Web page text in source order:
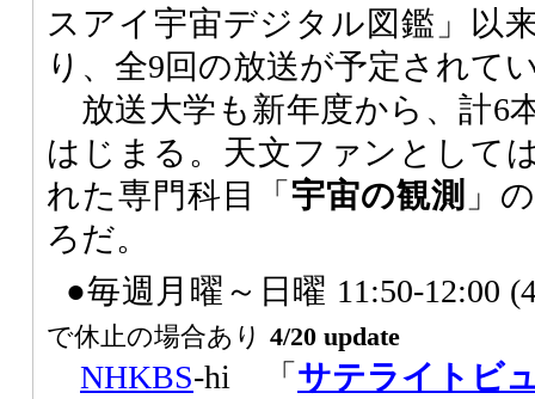
スアイ宇宙デジタル図鑑」以
り、全9回の放送が予定されて
放送大学も新年度から、計6
はじまる。天文ファンとして
れた専門科目「 宇宙の観測 」
ろだ。
●毎週月曜～日曜 11:50-12:00
で休止の場合あり 4/20 update
NHKBS-hi 「 サテライトビ